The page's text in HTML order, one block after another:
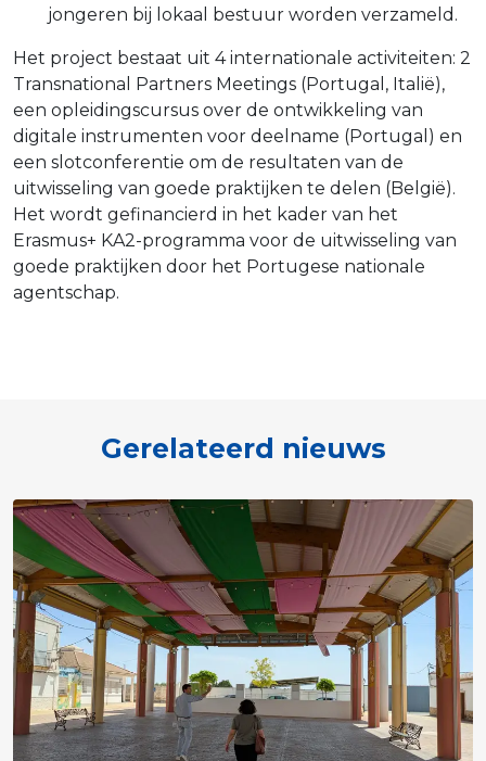
jongeren bij lokaal bestuur worden verzameld.
Het project bestaat uit 4 internationale activiteiten: 2
Transnational Partners Meetings (Portugal, Italië),
een opleidingscursus over de ontwikkeling van
digitale instrumenten voor deelname (Portugal) en
een slotconferentie om de resultaten van de
uitwisseling van goede praktijken te delen (België).
Het wordt gefinancierd in het kader van het
Erasmus+ KA2-programma voor de uitwisseling van
goede praktijken door het Portugese nationale
agentschap.
Gerelateerd nieuws